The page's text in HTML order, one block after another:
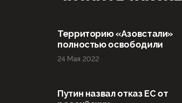
Территорию «Азовстали»
полностью освободили
24 Мая 2022
Путин назвал отказ ЕС от